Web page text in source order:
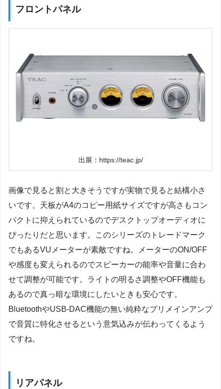
フロントパネル
出展：https://teac.jp/
画像で見ると割と大きそうですが実物で見ると結構小さ
いです。天板がA4のコピー用紙サイズですが高さもコン
パクトに抑えられているのでデスクトップオーディオに
ぴったりだと思います。このシリーズのトレードマーク
でもあるVUメーターが素敵ですね。メーターのON/OFF
や感度も変えられるのでスピーカーの能率や音量に合わ
せて調整が可能です。ライトの明るさ調整やOFF機能も
あるので真っ暗な環境にしたいときも安心です。
BluetoothやUSB-DAC機能の無い純粋なプリメインアンプ
で音質に特化させるという意気込みが伝わってくるよう
ですね。
リアパネル